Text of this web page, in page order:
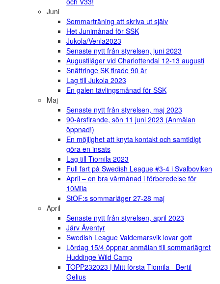
Juni
Sommarträning att skriva ut själv
Het Junimånad för SSK
Jukola/Venla2023
Senaste nytt från styrelsen, juni 2023
Augustiläger vid Charlottendal 12-13 augusti
Snättringe SK firade 90 år
Lag till Jukola 2023
En galen tävlingsmånad för SSK
Maj
Senaste nytt från styrelsen, maj 2023
90-årsfirande, sön 11 juni 2023 (Anmälan
öppnad!)
En möjlighet att knyta kontakt och samtidigt
göra en insats
Lag till Tiomila 2023
Full fart på Swedish League #3-4 i Svalboviken
April – en bra vårmånad i förberedelse för
10Mila
StOF:s sommarläger 27-28 maj
April
Senaste nytt från styrelsen, april 2023
Järv Äventyr
Swedish League Valdemarsvik lovar gott
Lördag 15/4 öppnar anmälan till sommarlägret
Huddinge Wild Camp
TOPP232023 | Mitt första Tiomila - Bertil
Gelius